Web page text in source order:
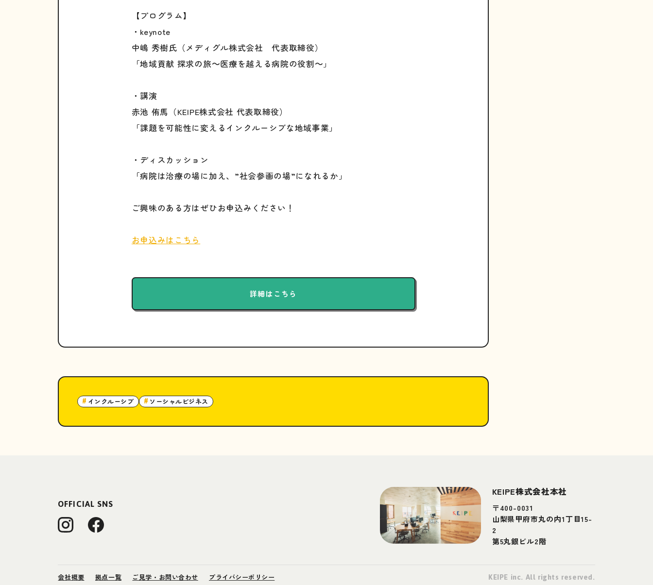
【プログラム】
・keynote
中嶋 秀樹氏（メディグル株式会社 代表取締役）
「地域貢献 探求の旅～医療を越える病院の役割～」
・講演
赤池 侑馬（KEIPE株式会社 代表取締役）
「課題を可能性に変えるインクルーシブな地域事業」
・ディスカッション
「病院は治療の場に加え、”社会参画の場”になれるか」
ご興味のある方はぜひお申込みください！
お申込みはこちら
詳細はこちら
# インクルーシブ # ソーシャルビジネス
OFFICIAL SNS
KEIPE株式会社本社
〒400-0031
山梨県甲府市丸の内1丁目15-
2
第5丸銀ビル2階
会社概要 拠点一覧 ご見学・お問い合わせ プライバシーポリシー KEIPE inc. All rights reserved.